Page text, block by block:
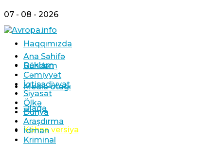
07 - 08 - 2026
Haqqımızda
Reklam
Media otağı
Əlaqə
Köhnə versiya
Ana Səhifə
Gündəm
Cəmiyyət
İqtisadiyyat
Siyasət
Ölkə
Dünya
Araşdırma
İdman
Kriminal